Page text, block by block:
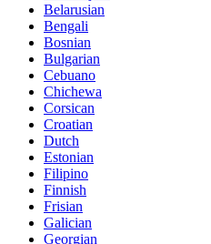
Belarusian
Bengali
Bosnian
Bulgarian
Cebuano
Chichewa
Corsican
Croatian
Dutch
Estonian
Filipino
Finnish
Frisian
Galician
Georgian